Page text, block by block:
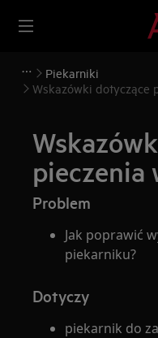
Piekarniki
Wskazówki dotyczące
pieczenia
Problem
Jak poprawić
piekarniku?
Dotyczy
piekarnik do